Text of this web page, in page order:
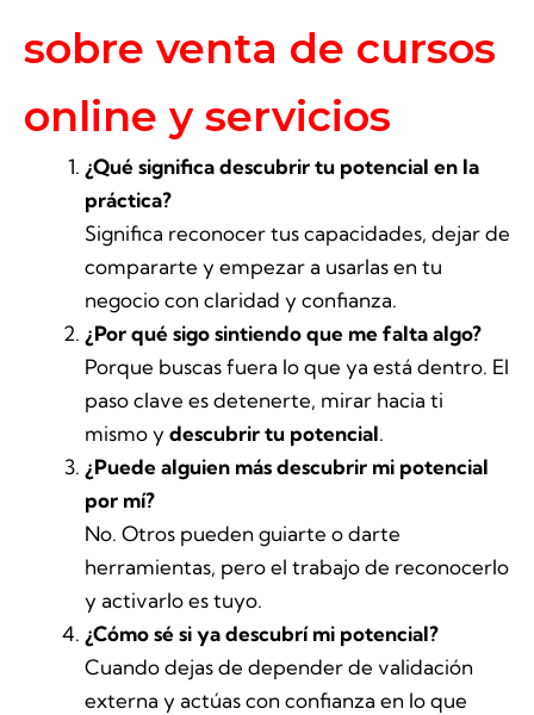
sobre venta de cursos
online y servicios
¿Qué significa descubrir tu potencial en la
práctica?
Significa reconocer tus capacidades, dejar de
compararte y empezar a usarlas en tu
negocio con claridad y confianza.
¿Por qué sigo sintiendo que me falta algo?
Porque buscas fuera lo que ya está dentro. El
paso clave es detenerte, mirar hacia ti
mismo y descubrir tu potencial.
¿Puede alguien más descubrir mi potencial
por mí?
No. Otros pueden guiarte o darte
herramientas, pero el trabajo de reconocerlo
y activarlo es tuyo.
¿Cómo sé si ya descubrí mi potencial?
Cuando dejas de depender de validación
externa y actúas con confianza en lo que